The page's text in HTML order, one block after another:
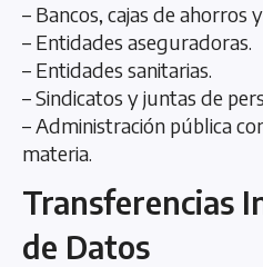
– Bancos, cajas de ahorros
– Entidades aseguradoras.
– Entidades sanitarias.
– Sindicatos y juntas de
– Administración pública
materia.
Transferencias
de Datos